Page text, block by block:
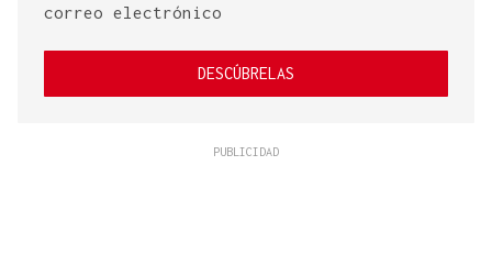
correo electrónico
DESCÚBRELAS